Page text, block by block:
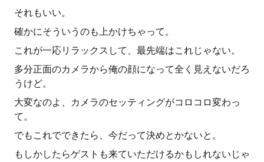
それもいい。
確かにそういうのも上かけちゃって。
これが一応リラックスして、最先端はこれじゃない。
多分正面のカメラから俺の顔になって全く見えないだろ
うけど。
大変なのよ、カメラのセッティングがコロコロ変わっ
て。
でもこれでできたら、今だって決めとかないと。
もしかしたらゲストも来ていただけるかもしれないじゃ